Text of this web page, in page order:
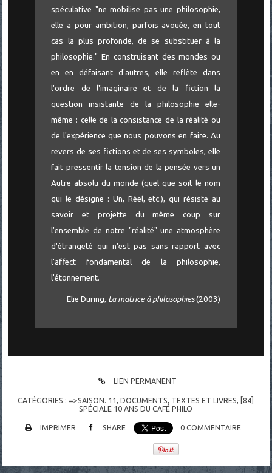
spéculative "ne mobilise pas une philosophie,
elle a pour ambition, parfois avouée, en tout
cas la plus profonde, de se substituer à la
philosophie." En construisant des mondes ou
en en défaisant d'autres, elle reflète dans
l'ordre de l'imaginaire et de la fiction la
question insistante de la philosophie elle-
même : celle de la consistance de la réalité ou
de l'expérience que nous pouvons en faire. Au
revers de ses fictions et de ses symboles, elle
fait pressentir la tension de la pensée vers un
Autre absolu du monde (quel que soit le nom
qui le désigne : Un, Réel, etc.), qui résiste au
savoir et projette du même coup sur
l'ensemble de notre "réalité" une atmosphère
d'étrangeté qui n'est pas sans rapport avec
l'affect fondamental de la philosophie,
l'étonnement.
Elie During, La matrice à philosophies(2003)
LIEN PERMANENT
CATÉGORIES : =>SAISON. 11,DOCUMENTS, TEXTES ET LIVRES, [84]
SPÉCIALE 10 ANS DU CAFÉ PHILO
IMPRIMER SHARE 0 COMMENTAIRE